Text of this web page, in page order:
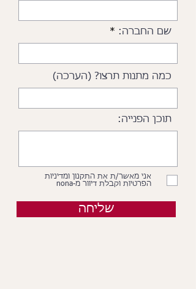
שם החברה:
כמה מתנות תרצו? (הערכה)
תוכן הפנייה:
אני מאשר/ת את התקנון ומדיניות
הפרטיות וקבלת דיוור מ-nona
שליחה